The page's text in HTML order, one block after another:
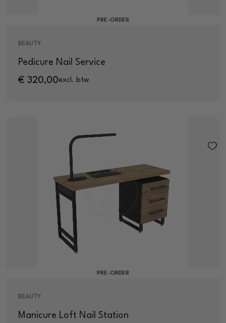
PRE-ORDER
BEAUTY
Pedicure Nail Service
€ 320,00excl. btw
PRE-ORDER
BEAUTY
Manicure Loft Nail Station